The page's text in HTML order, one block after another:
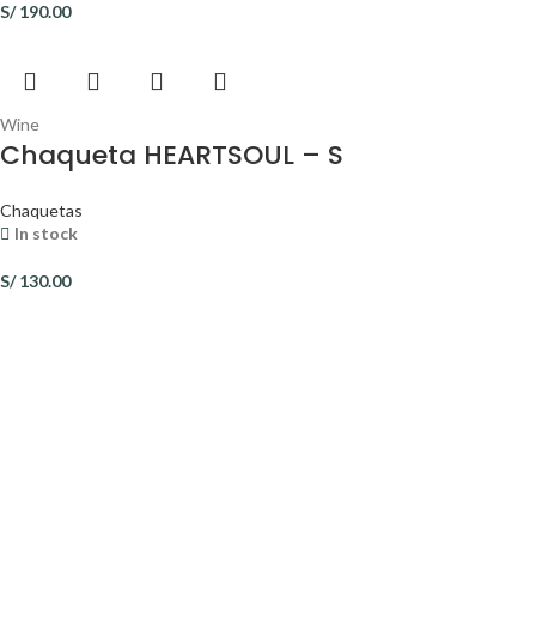
S/190.00
Wine
Chaqueta HEARTSOUL – S
Chaquetas
In stock
S/130.00